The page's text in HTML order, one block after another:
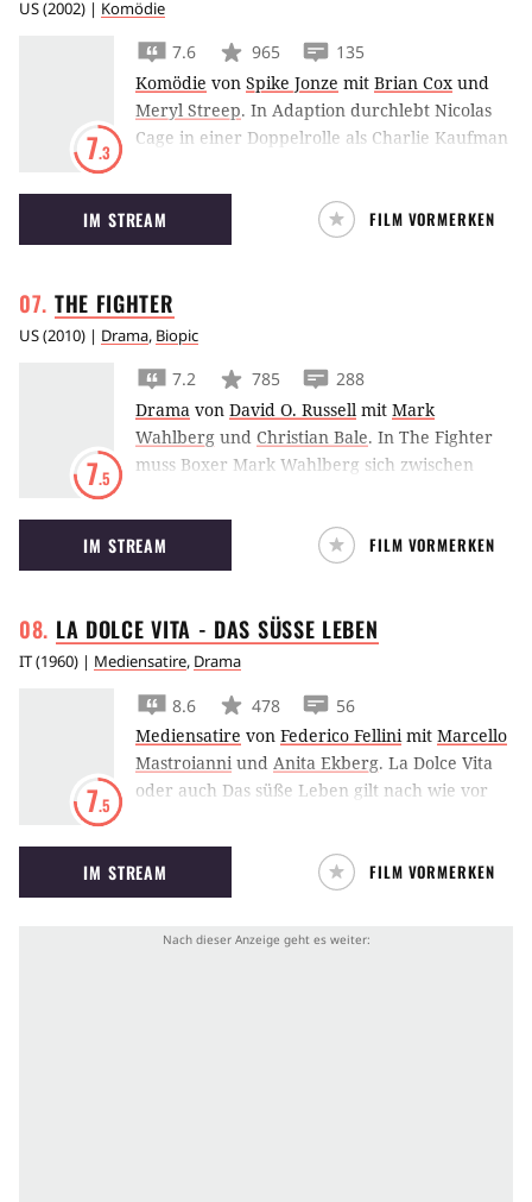
US(2002) | Komödie
7.3
7.6 965
135
Komödie von Spike Jonze mit Brian Cox und
Meryl Streep. In Adaption durchlebt Nicolas
Cage in einer Doppelrolle als Charlie Kaufman
Schreibblockade des Drehbuchautors.
IM STREAM FILM VORMERKEN
THE FIGHTER
US(2010) | Drama, Biopic
7.5
7.2 785
288
Drama von David O. Russell mit Mark
Wahlberg und Christian Bale. In The Fighter
muss Boxer Mark Wahlberg sich zwischen
Christian Bale und seiner Karriere
entscheiden.
IM STREAM FILM VORMERKEN
LA DOLCE VITA - DAS SÜSSE LEBEN
IT(1960) | Mediensatire, Drama
7.5
8.6 478
56
Mediensatire von Federico Fellinimit Marcello
Mastroianniund Anita Ekberg. La Dolce Vita
oder auch Das süße Leben gilt nach wie vor
Federico Fellinis. Nebenbei prägte der Film
den Begriff des Paparazzo.
IM STREAM FILM VORMERKEN